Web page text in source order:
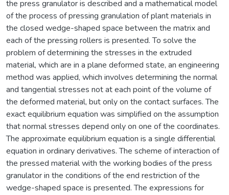
the press granulator is described and a mathematical model
of the process of pressing granulation of plant materials in
the closed wedge-shaped space between the matrix and
each of the pressing rollers is presented. To solve the
problem of determining the stresses in the extruded
material, which are in a plane deformed state, an engineering
method was applied, which involves determining the normal
and tangential stresses not at each point of the volume of
the deformed material, but only on the contact surfaces. The
exact equilibrium equation was simplified on the assumption
that normal stresses depend only on one of the coordinates.
The approximate equilibrium equation is a single differential
equation in ordinary derivatives. The scheme of interaction of
the pressed material with the working bodies of the press
granulator in the conditions of the end restriction of the
wedge-shaped space is presented. The expressions for